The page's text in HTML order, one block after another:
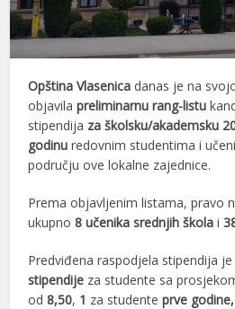
Opština Vlasenica danas je na
objavilapreliminarnu rang-listu
stipendija za školsku/akademsku
godinu redovnim studentima i
području ove lokalne zajednice.
Prema objavljenim listama, pravo
ukupno 8 učenika srednjih škola i
Predviđena raspodjela stipendija je
stipendije za studente sa
od 8,50, 1 za studenteprve